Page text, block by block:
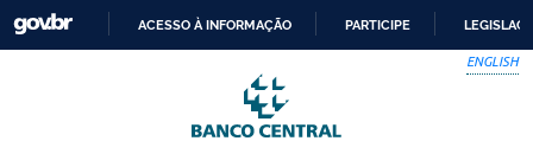
Skip to main content
PARA
O
ACESSO À INFORMAÇÃO PARTICIPE
ENGLISH